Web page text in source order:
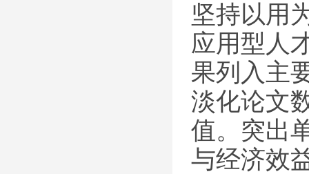
坚持以用
应用型人
果列入主
淡化论文
值。突出
与经济效